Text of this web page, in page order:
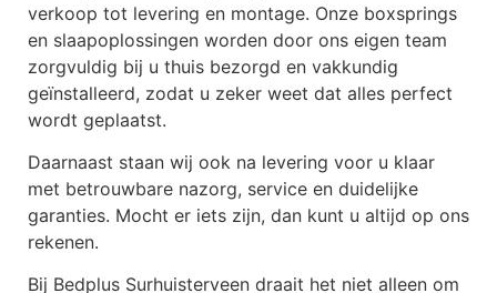
verkoop tot levering en montage. Onze boxsprings
en slaapoplossingen worden door ons eigen team
zorgvuldig bij u thuis bezorgd en vakkundig
geïnstalleerd, zodat u zeker weet dat alles perfect
wordt geplaatst.
Daarnaast staan wij ook na levering voor u klaar
met betrouwbare nazorg, service en duidelijke
garanties. Mocht er iets zijn, dan kunt u altijd op ons
rekenen.
Bij Bedplus Surhuisterveen draait het niet alleen om